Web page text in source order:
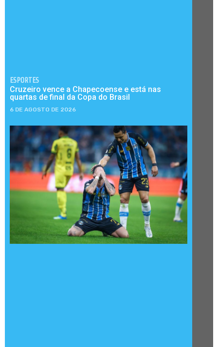
ESPORTES
Cruzeiro vence a Chapecoense e está nas
quartas de final da Copa do Brasil
6 DE AGOSTO DE 2026